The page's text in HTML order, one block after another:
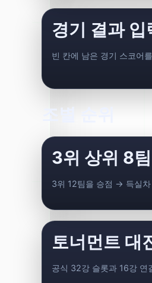
경기 결과 입
빈 칸에 남은 경기 스코어
조별 순위
3위 상위 8
3위 12팀을 승점 → 득실
토너먼트 대
공식 32강 슬롯과 16강